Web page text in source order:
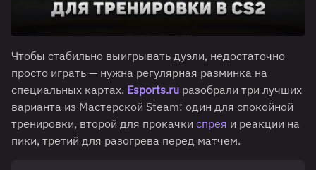
Чтобы стабильно выигрывать дуэли, недостаточно
просто играть — нужна регулярная разминка на
специальных картах. Esports.ru разобрали три лучших
варианта из Мастерской Steam: один для спокойной
тренировки, второй для прокачки спрея и реакции на
пики, третий для разогрева перед матчем.